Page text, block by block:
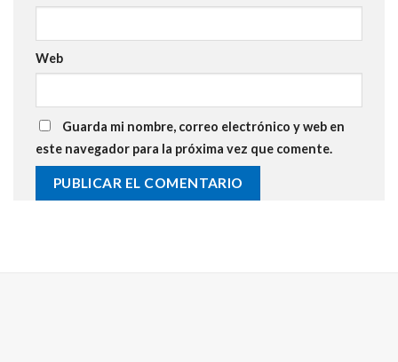
Web
Guarda mi nombre, correo electrónico y web en
este navegador para la próxima vez que comente.